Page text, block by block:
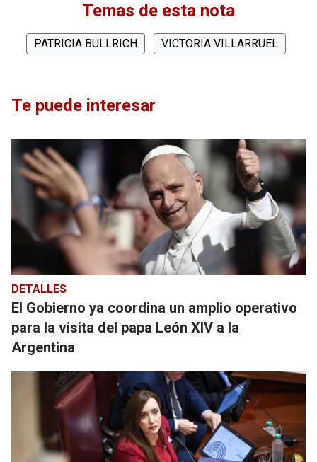
Temas de esta nota
PATRICIA BULLRICH VICTORIA VILLARRUEL
Te puede interesar
DETALLES
El Gobierno ya coordina un amplio operativo
para la visita del papa León XIV a la
Argentina